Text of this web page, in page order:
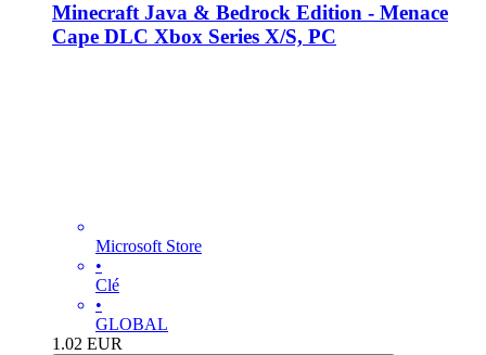
Minecraft Java & Bedrock Edition - Menace
Cape DLC Xbox Series X/S, PC
Microsoft Store
•
Clé
•
GLOBAL
1.02 EUR